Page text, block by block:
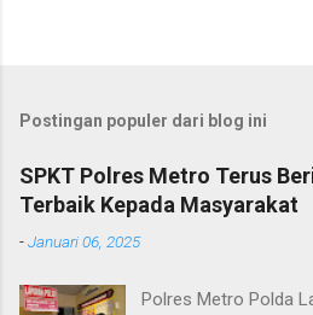
Postingan populer dari blog ini
SPKT Polres Metro Terus
Terbaik Kepada Masyarakat
-Januari 06, 2025
Polres Metro Polda